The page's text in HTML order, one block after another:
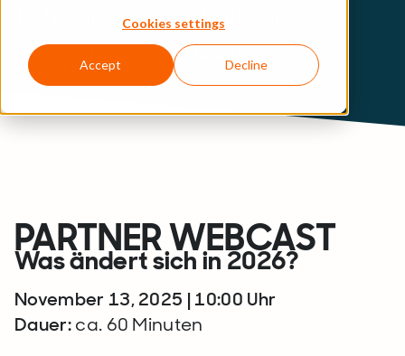
Cookies settings
Accept Decline
13. November 2025 | 10:00 Uhr
Webcast-Sprache: Deutsch
PARTNER WEBCAST
Was ändert sich in 2026?
November 13, 2025 | 10:00 Uhr
Dauer:ca. 60 Minuten